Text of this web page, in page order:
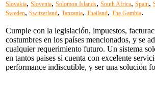
Slovakia, Slovenia, Solomon Islands, South Africa, Spain,
Sweden, Switzerland, Tanzania, Thailand, The Gambia.
Cumple con la legislación, impuestos,
costumbres en los países mencionados, y se
cualquier requerimiento futuro. Un sistema
en tantos paises si cuenta con excelente
performance indiscutible, y ser una solución